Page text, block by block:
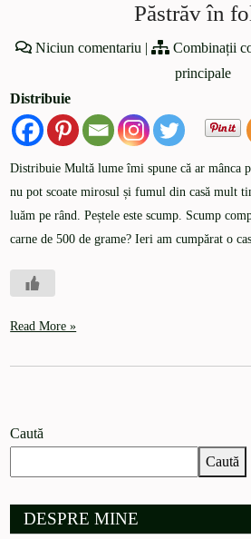
Păstrăv în
Niciun comentariu | Combinații
principale
Distribuie
Distribuie Multă lume îmi spune că ar mânca
nu pot scoate mirosul și fumul din casă mult
luăm pe rând. Peștele este scump. Scump
carne de 500 de grame? Ieri am cumpărat o
Read More »
Caută
Caută
DESPRE MINE